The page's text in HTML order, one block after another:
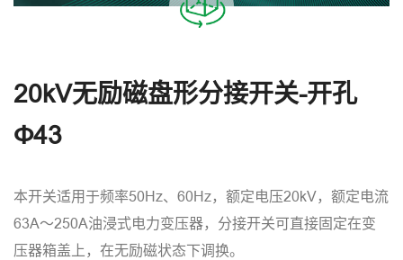
20kV无励磁盘形分接开关-开孔
Φ43
本开关适用于频率50Hz、60Hz，额定电压20kV，额定电流
63A～250A油浸式电力变压器，分接开关可直接固定在变
压器箱盖上，在无励磁状态下调换。